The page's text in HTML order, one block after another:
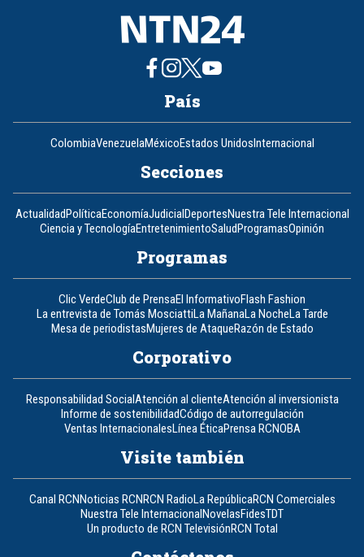
País
ColombiaVenezuelaMéxicoEstados UnidosInternacional
Secciones
ActualidadPolíticaEconomíaJudicialDeportesNuestra Tele Internacional
Ciencia y TecnologíaEntretenimientoSaludProgramasOpinión
Programas
Clic VerdeClub de PrensaEl InformativoFlash Fashion
La entrevista de Tomás MosciattiLa MañanaLa NocheLa Tarde
Mesa de periodistasMujeres de AtaqueRazón de Estado
Corporativo
Responsabilidad SocialAtención al clienteAtención al inversionista
Informe de sostenibilidadCódigo de autorregulación
Ventas InternacionalesLínea ÉticaPrensa RCNOBA
Visite también
Canal RCNNoticias RCNRCN RadioLa RepúblicaRCN Comerciales
Nuestra Tele InternacionalNovelasFidesTDT
Un producto de RCN TelevisiónRCN Total